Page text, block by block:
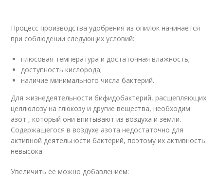
Процесс производства удобрения из опилок начинается
при соблюдении следующих условий:
плюсовая температура и достаточная влажность;
доступность кислорода;
наличие минимального числа бактерий.
Для жизнедеятельности бифидобактерий, расщепляющих
целлюлозу на глюкозу и другие вещества, необходим
азот , который они впитывают из воздуха и земли.
Содержащегося в воздухе азота недостаточно для
активной деятельности бактерий, поэтому их активность
невысока.
Увеличить ее можно добавлением: